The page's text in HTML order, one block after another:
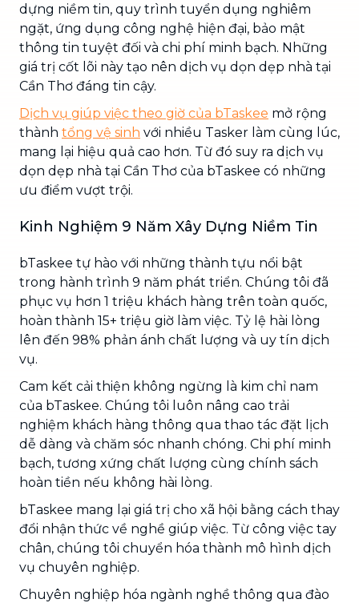
dựng niềm tin, quy trình tuyển dụng nghiêm
ngặt, ứng dụng công nghệ hiện đại, bảo mật
thông tin tuyệt đối và chi phí minh bạch. Những
giá trị cốt lõi này tạo nên dịch vụ dọn dẹp nhà tại
Cần Thơ đáng tin cậy.
Dịch vụ giúp việc theo giờ của bTaskee mở rộng
thành tổng vệ sinh với nhiều Tasker làm cùng lúc,
mang lại hiệu quả cao hơn. Từ đó suy ra dịch vụ
dọn dẹp nhà tại Cần Thơ của bTaskee có những
ưu điểm vượt trội.
Kinh Nghiệm 9 Năm Xây Dựng Niềm Tin
bTaskee tự hào với những thành tựu nổi bật
trong hành trình 9 năm phát triển. Chúng tôi đã
phục vụ hơn 1 triệu khách hàng trên toàn quốc,
hoàn thành 15+ triệu giờ làm việc. Tỷ lệ hài lòng
lên đến 98% phản ánh chất lượng và uy tín dịch
vụ.
Cam kết cải thiện không ngừng là kim chỉ nam
của bTaskee. Chúng tôi luôn nâng cao trải
nghiệm khách hàng thông qua thao tác đặt lịch
dễ dàng và chăm sóc nhanh chóng. Chi phí minh
bạch, tương xứng chất lượng cùng chính sách
hoàn tiền nếu không hài lòng.
bTaskee mang lại giá trị cho xã hội bằng cách thay
đổi nhận thức về nghề giúp việc. Từ công việc tay
chân, chúng tôi chuyển hóa thành mô hình dịch
vụ chuyên nghiệp.
Chuyên nghiệp hóa ngành nghề thông qua đào